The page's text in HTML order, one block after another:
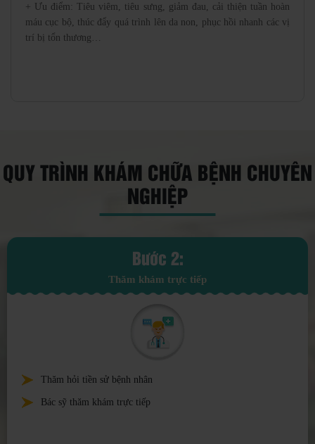
+ Ưu điểm: Tiêu viêm, tiêu sưng, giảm đau, cải thiện tuần hoàn
máu cục bộ, thúc đẩy quá trình lên da non, phục hồi nhanh các vị
trí bị tổn thương…
QUY TRÌNH KHÁM CHỮA BỆNH CHUYÊN
NGHIỆP
Bước 3:
Xét nghiệm và điều trị
Tiến hành các xét nghiệm cận lâm sàng và siêu âm
Điều trị theo phác đồ của bác sỹ